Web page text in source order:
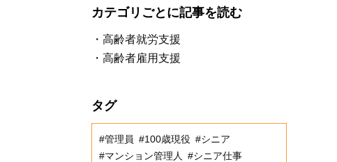
カテゴリごとに記事を読む
高齢者就労支援
高齢者雇用支援
タグ
#管理員 #100歳現役 #シニア
#マンション管理人
#シニア仕事